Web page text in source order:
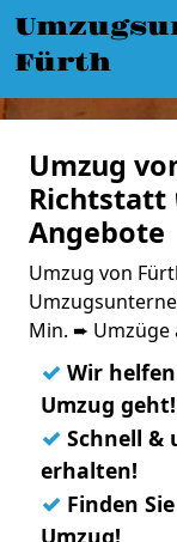
Fürth
Umzug
Richtstatt
Angebote
Umzug von
Min. ➨ Umzüge
✓ Wir
Umzug geht!
✓ Schnell &
erhalten!
✓ Finden
Umzug!